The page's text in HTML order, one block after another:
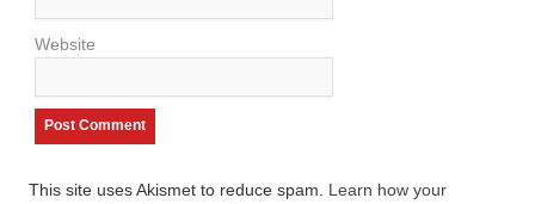
Website
This site uses Akismet to reduce spam. Learn how your